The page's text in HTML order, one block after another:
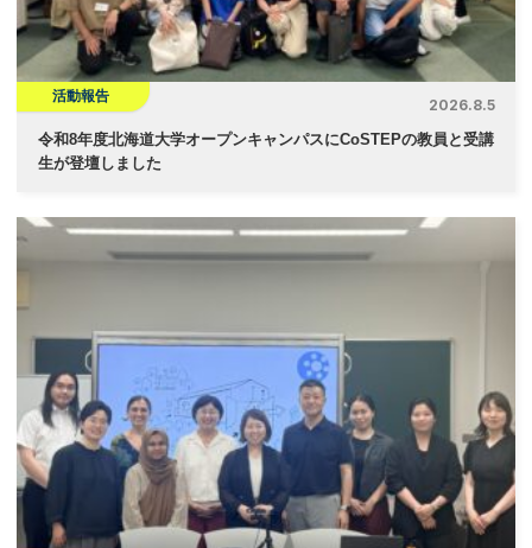
活動報告
2026.8.5
令和8年度北海道大学オープンキャンパスにCoSTEPの教員と受講
生が登壇しました